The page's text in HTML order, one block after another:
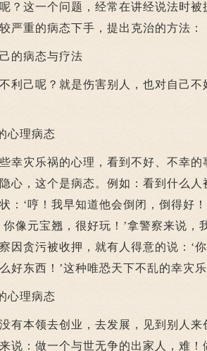
？这一个问题，经常在讲经说法时
严重的病态下手，提出克治的方法：
病态与疗法
己呢？就是伤害别人，也对自己不
理病态
灾乐祸的心理，看到不好、不幸的
心，这个是病态。例如：看到什么人
：‘哼！我早知道他会倒闭，倒得好
你像元宝翘，很好玩！’拿警察来说，
因贪污被收押，就有人得意的说：‘
好东西！’这种唯恐天下不乱的幸灾
理病态
本领去创业，去发展，见到别人来
说：做一个与世无争的出家人，难